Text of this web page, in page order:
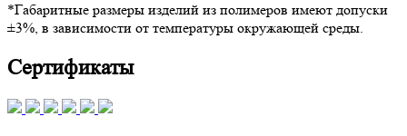
*Габаритные размеры изделий из полимеров имеют допуски
±3%, в зависимости от температуры окружающей среды.
Сертификаты